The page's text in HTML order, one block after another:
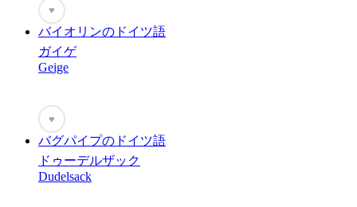
♥
バイオリンのドイツ語
ガイゲ
Geige
♥
バグパイプのドイツ語
ドゥーデルザック
Dudelsack